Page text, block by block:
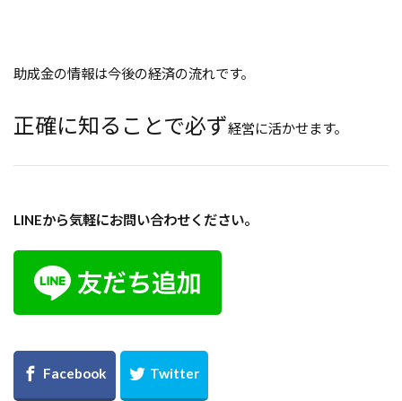
助成金の情報は今後の経済の流れです。
正確に知ることで必ず経営に活かせます。
LINEから気軽にお問い合わせください。